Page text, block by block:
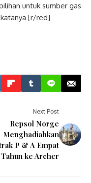
untuk sumber gas
katanya [r/red]
Next Post
Repsol Norge
Menghadiahkan
P & A Empat
Tahun ke Archer